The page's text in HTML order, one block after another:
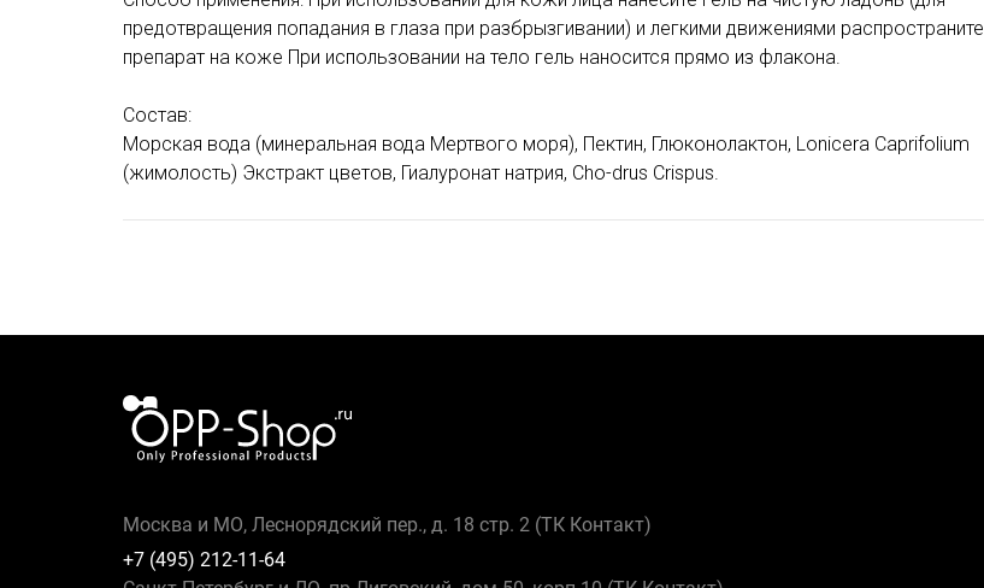
предотвращения попадания в глаза при разбрызгивании) и легкими движениями распространите
препарат на коже При использовании на тело гель наносится прямо из флакона.
Состав:
Морская вода (минеральная вода Мертвого моря), Пектин, Глюконолактон, Lonicera Caprifolium
(жимолость) Экстракт цветов, Гиалуронат натрия, Cho-drus Crispus.
Москва и МО, Леснорядский пер., д. 18 стр. 2 (ТК Контакт)
+7 (495) 212-11-64